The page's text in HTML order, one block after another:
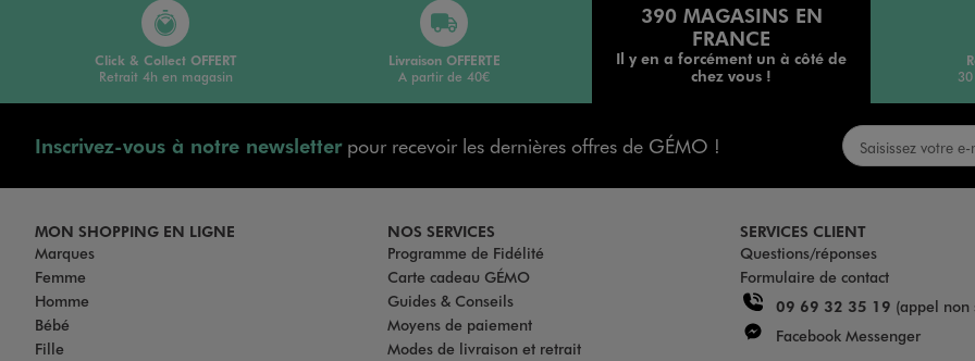
390 MAGASINS EN
FRANCE
Il y en a forcément un à côté de
chez vous !
Click & Collect OFFERT
Retrait 4h en magasin
Livraison OFFERTE
A partir de 40€
Inscrivez-vous à notre newsletterpour recevoir les dernières offres de GÉMO !
MON SHOPPING EN LIGNE
Marques
Femme
Homme
Bébé
Fille
NOS SERVICES
Programme de Fidélité
Carte cadeau GÉMO
Guides & Conseils
Moyens de paiement
Modes de livraison et retrait
SERVICES CLIENT
Questions/réponses
Formulaire de contact
09 69 32 35 19 (appel non
Facebook Messenger